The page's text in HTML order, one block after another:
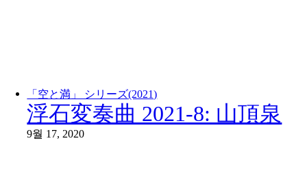
「空と満」 シリーズ(2021)
浮石変奏曲 2021-8: 山頂泉
9월 17, 2020